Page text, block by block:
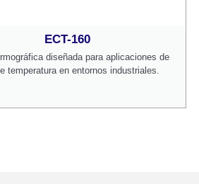
ECT-160
diseñada para aplicaciones de
temperatura en entornos industriales.